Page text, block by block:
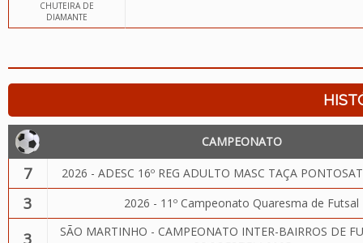
CHUTEIRA DE
DIAMANTE
CAMPEONATO
7 2026 - ADESC 16º REG ADULTO MASC TAÇA
3 2026 - 11º Campeonato Quaresma de Futsal
3
SÃO MARTINHO - CAMPEONATO INTER-BAIRROS DE